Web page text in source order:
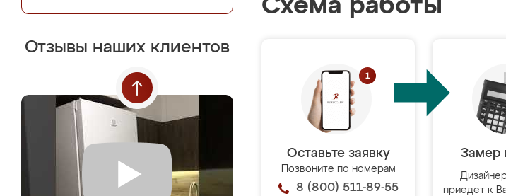
Отзывы наших клиентов
Схема работы
Оставьте заявку
Позвоните по номерам
8 (800) 511-89-55
Замер
приедет к